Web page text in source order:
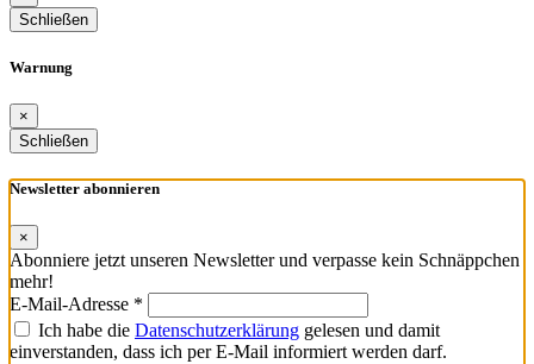
Schließen
Warnung
×
Schließen
Newsletter abonnieren
×
Abonniere jetzt unseren Newsletter und verpasse kein Schnäppchen
mehr!
E-Mail-Adresse *
Ich habe die Datenschutzerklärung gelesen und damit
einverstanden, dass ich per E-Mail informiert werden darf.